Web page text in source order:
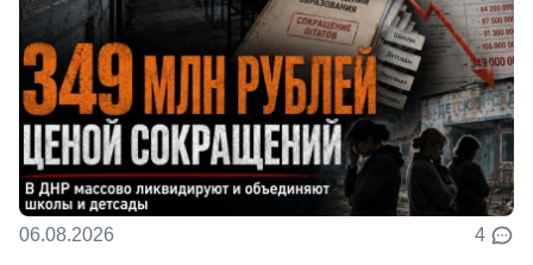
06.08.2026 4